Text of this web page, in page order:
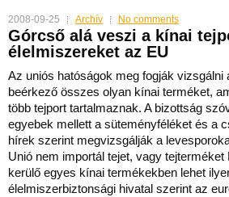
2008-09-25 Archív No comments
Górcső alá veszi a kínai
élelmiszereket az EU
Az uniós hatóságok meg fogják vizsgálni
beérkező összes olyan kínai terméket,
több tejport tartalmaznak. A bizottság
egyebek mellett a süteményféléket és a
hírek szerint megvizsgálják a
Unió nem importál tejet, vagy
kerülő egyes kínai termékekben lehet
élelmiszerbiztonsági hivatal szerint az